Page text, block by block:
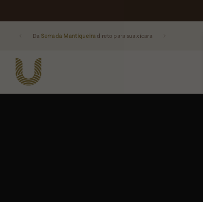
Da Serra da Mantiqueira direto para sua xícara